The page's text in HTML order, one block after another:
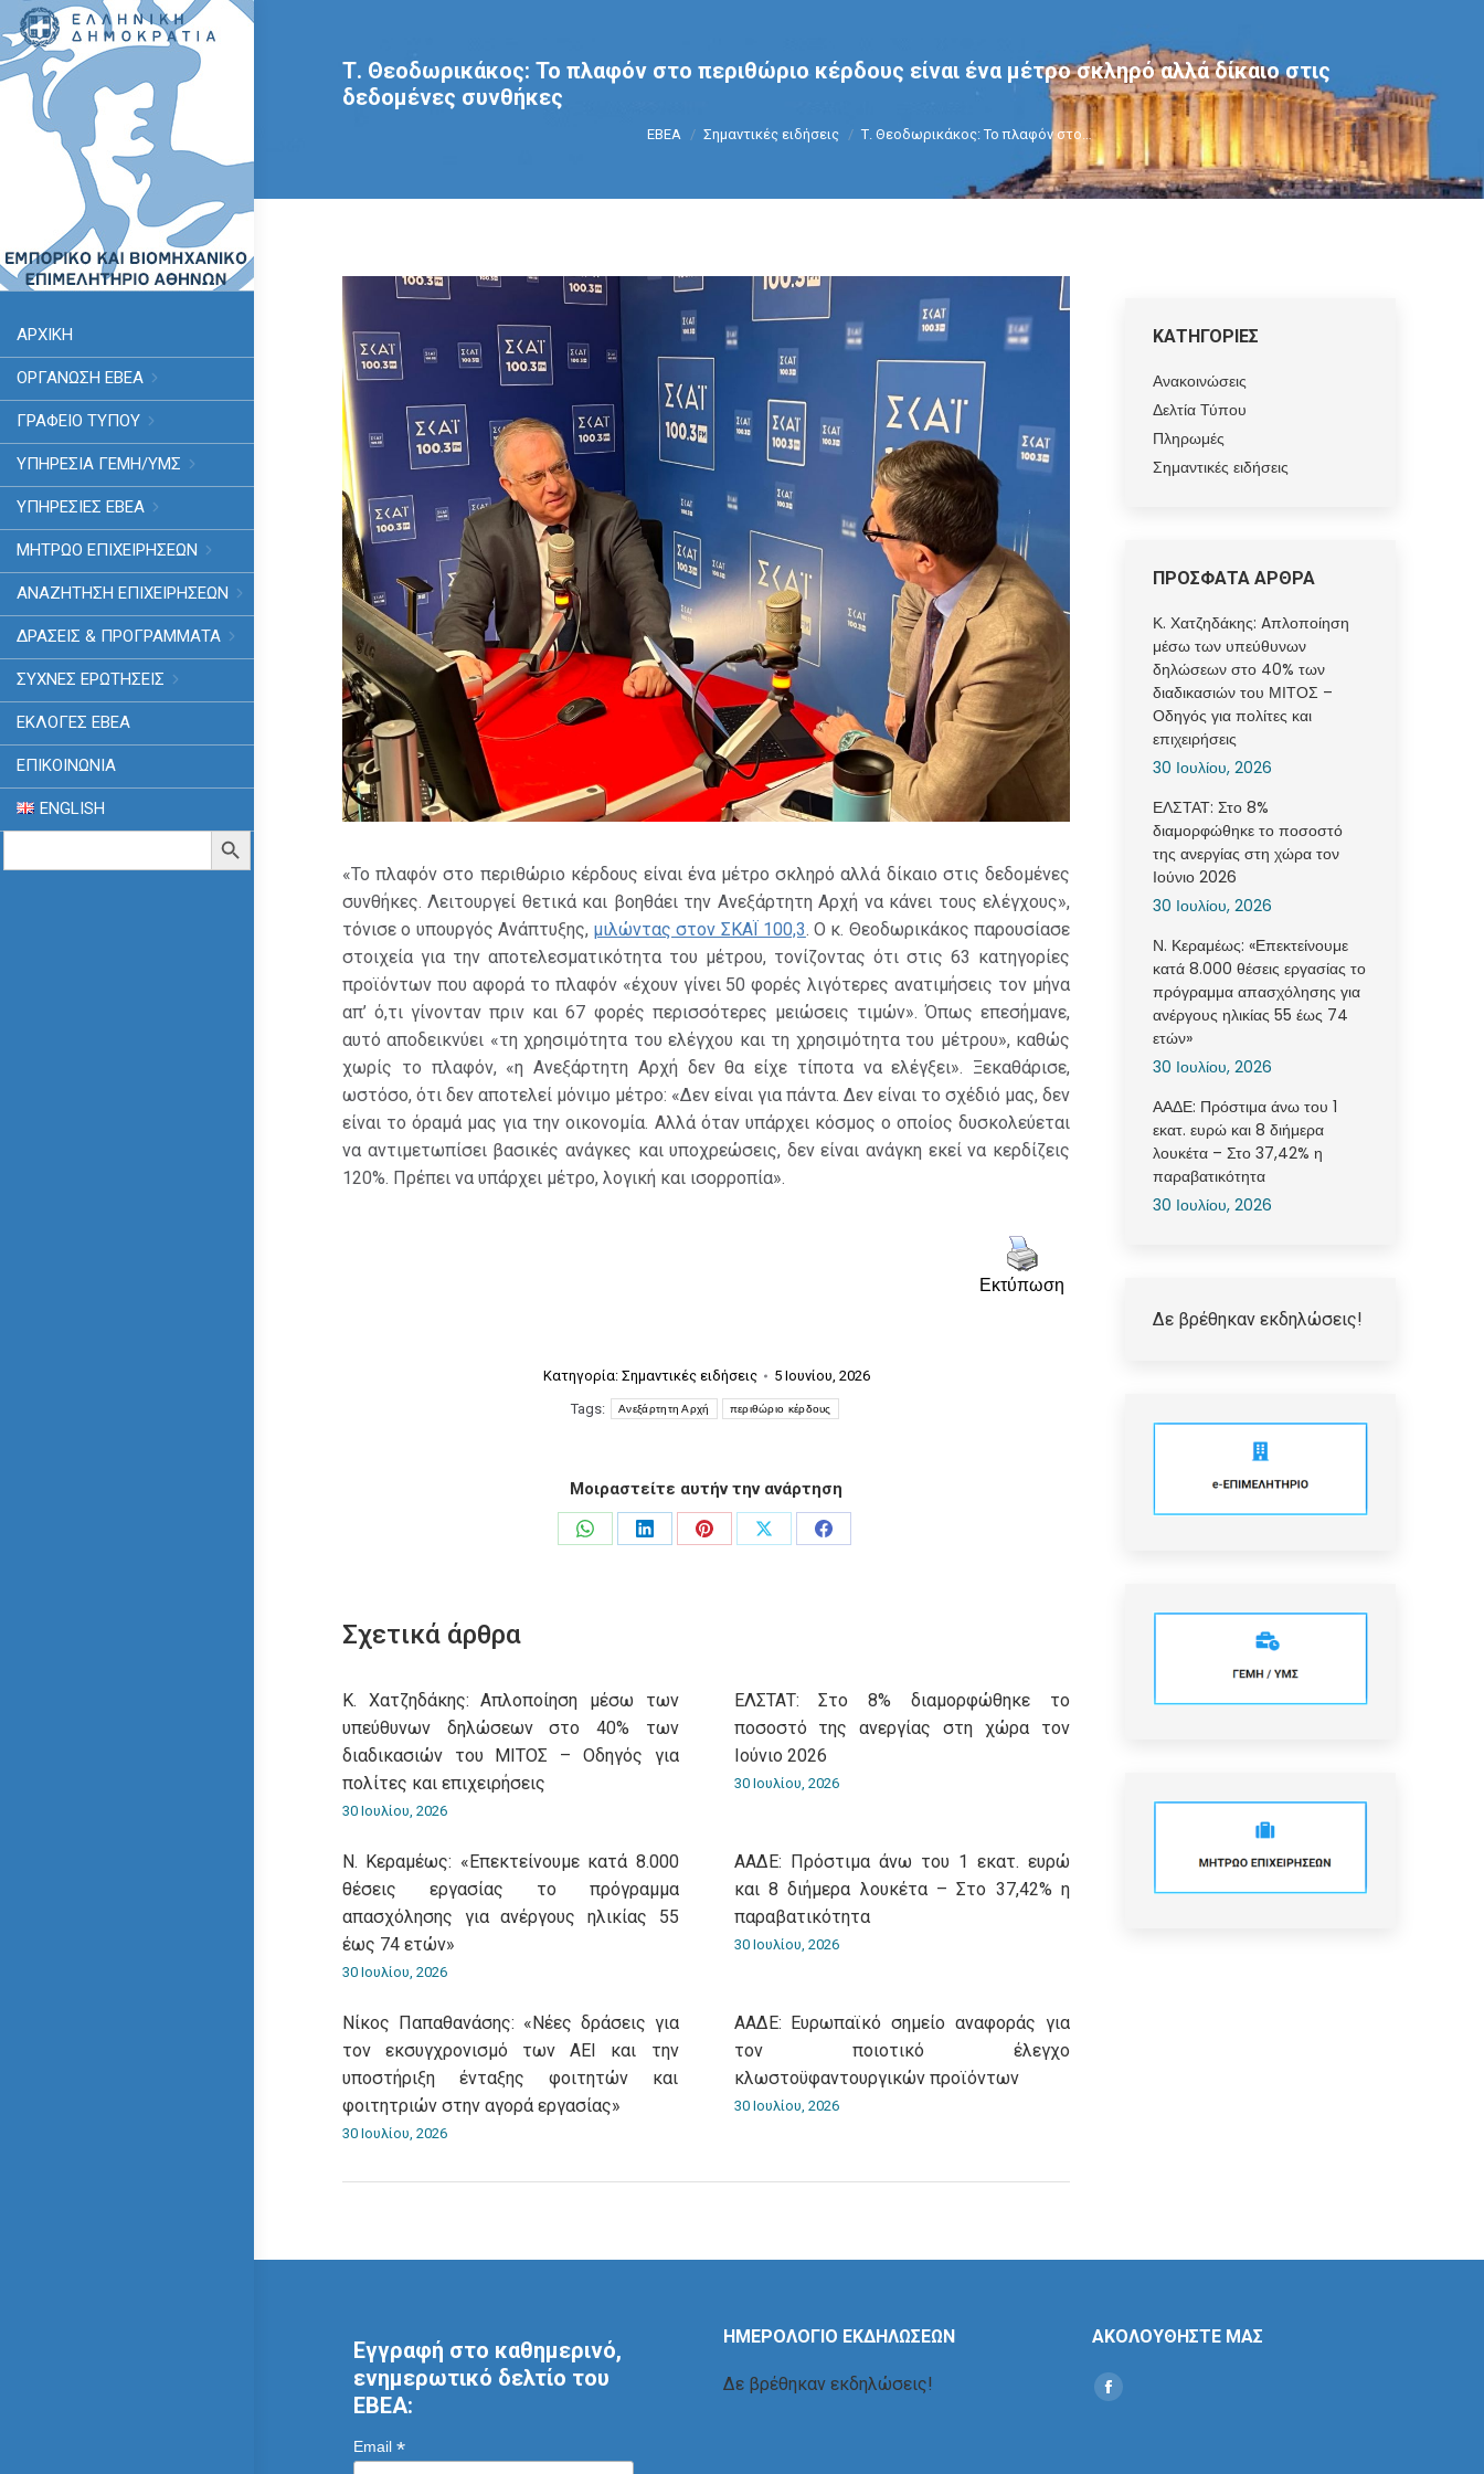
ΑΡΧΙΚΗ
ΟΡΓΑΝΩΣΗ ΕΒΕΑ
ΓΡΑΦΕΙΟ ΤΥΠΟΥ
ΥΠΗΡΕΣΊΑ ΓΕΜΗ/ΥΜΣ
ΥΠΗΡΕΣΙΕΣ ΕΒΕΑ
ΜΗΤΡΩΟ ΕΠΙΧΕΙΡΗΣΕΩΝ
ΑΝΑΖΗΤΗΣΗ ΕΠΙΧΕΙΡΗΣΕΩΝ
ΔΡΑΣΕΙΣ & ΠΡΟΓΡΑΜΜΑΤΑ
ΣΥΧΝΕΣ ΕΡΩΤΗΣΕΙΣ
ΕΚΛΟΓΈΣ ΕΒΕΑ
ΕΠΙΚΟΙΝΩΝΙΑ
ENGLISH
Search
Search Button
Τ. Θεοδωρικάκος: Το πλαφόν στο περιθώριο κέρδους είναι ένα μέτρο σκληρό αλλά δίκαιο στις
δεδομένες συνθήκες
You are here:
ΕΒΕΑ Σημαντικές ειδήσεις Τ. Θεοδωρικάκος: Το πλαφόν στο…
«Το πλαφόν στο περιθώριο κέρδους είναι ένα μέτρο σκληρό αλλά δίκαιο στις δεδομένες
συνθήκες. Λειτουργεί θετικά και βοηθάει την Ανεξάρτητη Αρχή να κάνει τους ελέγχους»,
τόνισε ο υπουργός Ανάπτυξης, μιλώντας στον ΣΚΑΪ 100,3. Ο κ. Θεοδωρικάκος παρουσίασε
στοιχεία για την αποτελεσματικότητα του μέτρου, τονίζοντας ότι στις 63 κατηγορίες
προϊόντων που αφορά το πλαφόν «έχουν γίνει 50 φορές λιγότερες ανατιμήσεις τον μήνα
απ’ ό,τι γίνονταν πριν και 67 φορές περισσότερες μειώσεις τιμών». Όπως επεσήμανε,
αυτό αποδεικνύει «τη χρησιμότητα του ελέγχου και τη χρησιμότητα του μέτρου», καθώς
χωρίς το πλαφόν, «η Ανεξάρτητη Αρχή δεν θα είχε τίποτα να ελέγξει». Ξεκαθάρισε,
ωστόσο, ότι δεν αποτελεί μόνιμο μέτρο: «Δεν είναι για πάντα. Δεν είναι το σχέδιό μας, δεν
είναι το όραμά μας για την οικονομία. Αλλά όταν υπάρχει κόσμος ο οποίος δυσκολεύεται
να αντιμετωπίσει βασικές ανάγκες και υποχρεώσεις, δεν είναι ανάγκη εκεί να κερδίζεις
120%. Πρέπει να υπάρχει μέτρο, λογική και ισορροπία».
Εκτύπωση
Κατηγορία: Σημαντικές ειδήσεις
5 Ιουνίου, 2026
Tags:
Ανεξάρτητη Αρχή περιθώριο κέρδους
Μοιραστείτε αυτήν την ανάρτηση
Share
Share
Share
Share
Share
Σχετικά άρθρα
Κ. Χατζηδάκης: Aπλοποίηση μέσω των
υπεύθυνων δηλώσεων στο 40% των
διαδικασιών του ΜΙΤΟΣ – Οδηγός για
πολίτες και επιχειρήσεις
30 Ιουλίου, 2026
ΕΛΣΤΑΤ: Στο 8% διαμορφώθηκε το
ποσοστό της ανεργίας στη χώρα τον
Ιούνιο 2026
30 Ιουλίου, 2026
Ν. Κεραμέως: «Επεκτείνουμε κατά 8.000
θέσεις εργασίας το πρόγραμμα
απασχόλησης για ανέργους ηλικίας 55
έως 74 ετών»
30 Ιουλίου, 2026
ΑΑΔΕ: Πρόστιμα άνω του 1 εκατ. ευρώ
και 8 διήμερα λουκέτα – Στο 37,42% η
παραβατικότητα
30 Ιουλίου, 2026
Νίκος Παπαθανάσης: «Νέες δράσεις για
τον εκσυγχρονισμό των ΑΕΙ και την
υποστήριξη ένταξης φοιτητών και
φοιτητριών στην αγορά εργασίας»
30 Ιουλίου, 2026
ΑΑΔΕ: Ευρωπαϊκό σημείο αναφοράς για
τον ποιοτικό έλεγχο
κλωστοϋφαντουργικών προϊόντων
30 Ιουλίου, 2026
ΚΑΤΗΓΟΡΙΕΣ
Ανακοινώσεις
Δελτία Τύπου
Πληρωμές
Σημαντικές ειδήσεις
ΠΡΟΣΦΑΤΑ ΑΡΘΡΑ
Κ. Χατζηδάκης: Aπλοποίηση
μέσω των υπεύθυνων
δηλώσεων στο 40% των
διαδικασιών του ΜΙΤΟΣ –
Οδηγός για πολίτες και
επιχειρήσεις
30 Ιουλίου, 2026
ΕΛΣΤΑΤ: Στο 8%
διαμορφώθηκε το ποσοστό
της ανεργίας στη χώρα τον
Ιούνιο 2026
30 Ιουλίου, 2026
Ν. Κεραμέως: «Επεκτείνουμε
κατά 8.000 θέσεις εργασίας το
πρόγραμμα απασχόλησης για
ανέργους ηλικίας 55 έως 74
ετών»
30 Ιουλίου, 2026
ΑΑΔΕ: Πρόστιμα άνω του 1
εκατ. ευρώ και 8 διήμερα
λουκέτα – Στο 37,42% η
παραβατικότητα
30 Ιουλίου, 2026
Δε βρέθηκαν εκδηλώσεις!
Εγγραφή στο καθημερινό,
ενημερωτικό δελτίο του
ΕΒΕΑ:
Email *
ΗΜΕΡΟΛΟΓΙΟ ΕΚΔΗΛΩΣΕΩΝ
Δε βρέθηκαν εκδηλώσεις!
ΑΚΟΛΟΥΘΗΣΤΕ ΜΑΣ
Find us on:
Social